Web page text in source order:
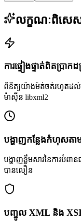
លក្ខណៈពិសេ
ការផ្ទៀងផ្ទាត់ពិតប្រា
ពិនិត្យយ៉ាងម៉ត់ចត់រហូតដល់រ
ម៉ាស៊ីន libxml2
បង្ហាញកន្លែងកំហុសតាម
បង្ហាញខ្លឹមសារនៃការបំព
បានលឿន
បញ្ចូល XML និង